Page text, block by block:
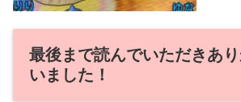
最後まで読んでいただきあ
いました！